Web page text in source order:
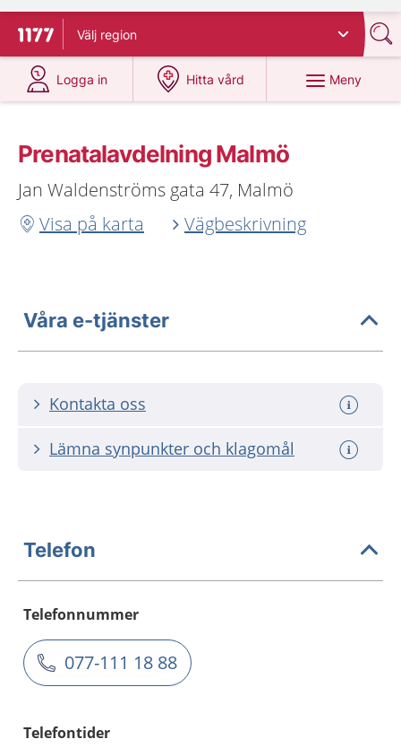
Till startsidan för 1177
Välj region
Logga in
på 1177.se
Hitta vård
på 1177.se
Meny
Prenatalavdelning Malmö
Jan Waldenströms gata 47, Malmö
Visa på karta
Vägbeskrivning
Våra e-tjänster
Kontakta oss
Lämna synpunkter och klagomål
Telefon
Telefonnummer
077-111 18 88
Telefontider